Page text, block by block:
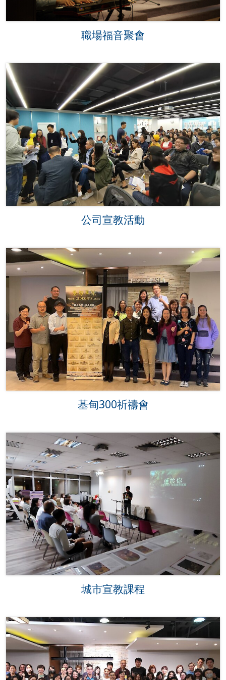
職場福音聚會
公司宣教活動
基甸300祈禱會
城市宣教課程